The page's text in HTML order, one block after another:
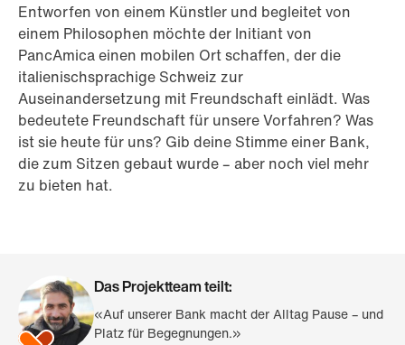
Entworfen von einem Künstler und begleitet von
einem Philosophen möchte der Initiant von
PancAmica einen mobilen Ort schaffen, der die
italienischsprachige Schweiz zur
Auseinandersetzung mit Freundschaft einlädt. Was
bedeutete Freundschaft für unsere Vorfahren? Was
ist sie heute für uns? Gib deine Stimme einer Bank,
die zum Sitzen gebaut wurde – aber noch viel mehr
zu bieten hat.
Das Projektteam teilt:
«Auf unserer Bank macht der Alltag Pause – und
Platz für Begegnungen.»